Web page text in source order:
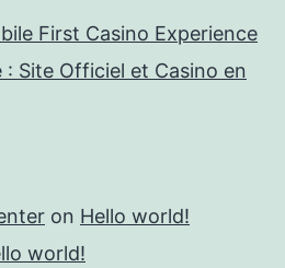
First Casino Experience
: Site Officiel et Casino en
on Hello world!
world!